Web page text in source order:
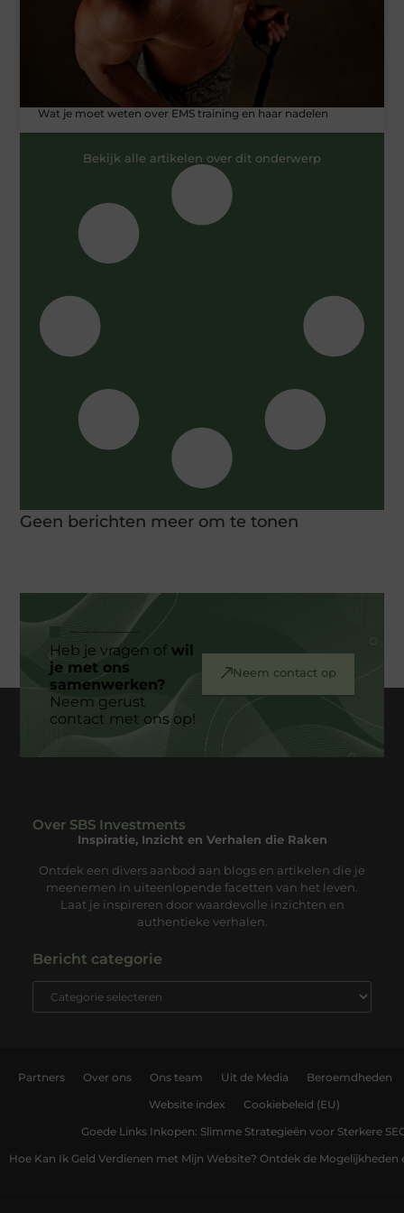
Wat je moet weten over EMS training en haar nadelen
Bekijk alle artikelen over dit onderwerp
Geen berichten meer om te tonen
Heb je vragen ofwil
je met ons
samenwerken?
Neem gerust
contact met ons op!
Neem contact op
Over SBS Investments
Inspiratie, Inzicht en Verhalen die Raken
Ontdek een divers aanbod aan blogs en artikelen die je
meenemen in uiteenlopende facetten van het leven.
Laat je inspireren door waardevolle inzichten en
authentieke verhalen.
Bericht categorie
Partners Over ons Ons team Uit de Media Beroemdheden
Website index Cookiebeleid (EU)
Goede Links Inkopen: Slimme Strategieën voor Sterkere
Hoe Kan Ik Geld Verdienen met Mijn Website? Ontdek de Mogelijkheden